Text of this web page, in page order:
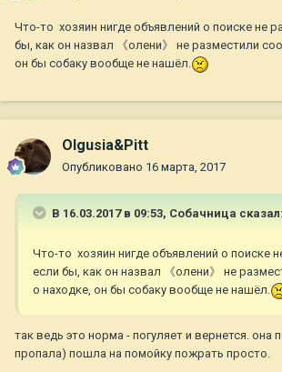
Что-то хозяин нигде объявлений о поиске не
бы, как он назвал 《олени》 не разместили
он бы собаку вообще не нашёл.
Olgusia&Pitt
Опубликовано 16 марта, 2017
В 16.03.2017 в 09:53, Собачница сказал:
Что-то хозяин нигде объявлений о поиске
если бы, как он назвал 《олени》 не
о находке, он бы собаку вообще не нашёл.
так ведь это норма - погуляет и вернется. она
пропала) пошла на помойку пожрать просто.